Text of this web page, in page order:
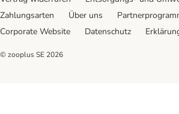
Zahlungsarten
Über uns
Corporate Website
Datenschutz
© zooplus SE 2026